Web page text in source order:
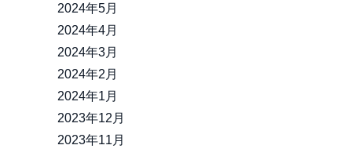
2024年5月
2024年4月
2024年3月
2024年2月
2024年1月
2023年12月
2023年11月